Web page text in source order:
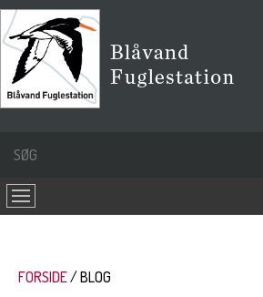
FORSIDE
BLOG